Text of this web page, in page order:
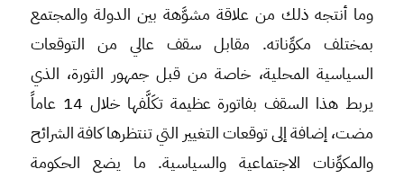
وما أنتجه ذلك من علاقة مشوَّهة بين الدولة والمجتمع
بمختلف مكوِّناته. مقابل سقف عالي من التوقعات
السياسية المحلية، خاصة من قبل جمهور الثورة، الذي
يربط هذا السقف بفاتورة عظيمة تكَلَّفها خلال 14 عاماً
مضت، إضافة إلى توقعات التغيير التي تنتظرها كافة الشرائح
والمكوِّنات الاجتماعية والسياسية. ما يضع الحكومة